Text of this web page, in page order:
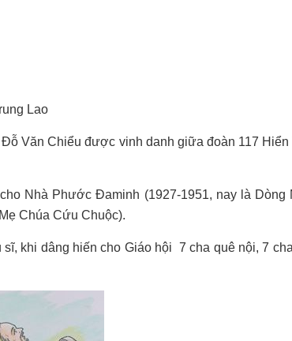
Lao
Văn Chiểu được vinh danh giữa đoàn 117
Nhà Phước Đaminh (1927-1951, nay là
Chúa Cứu Chuộc).
khi dâng hiến cho Giáo hội 7 cha quê nội, 7